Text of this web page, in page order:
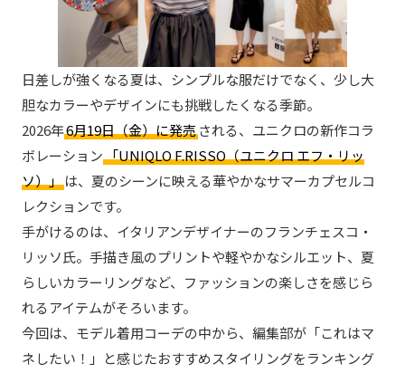
日差しが強くなる夏は、シンプルな服だけでなく、少し大
胆なカラーやデザインにも挑戦したくなる季節。
2026年6月19日（金）に発売される、ユニクロの新作コラ
ボレーション「UNIQLO F.RISSO（ユニクロ エフ・リッ
ソ）」は、夏のシーンに映える華やかなサマーカプセルコ
レクションです。
手がけるのは、イタリアンデザイナーのフランチェスコ・
リッソ氏。手描き風のプリントや軽やかなシルエット、夏
らしいカラーリングなど、ファッションの楽しさを感じら
れるアイテムがそろいます。
今回は、モデル着用コーデの中から、編集部が「これはマ
ネしたい！」と感じたおすすめスタイリングをランキング